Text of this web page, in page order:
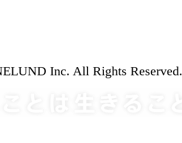
Inc. All Rights Reserved.